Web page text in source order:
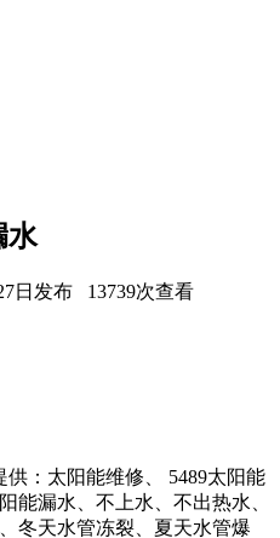
水
日发布 13739次查看
：太阳能维修、 5489太阳能
能漏水、不上水、不出热水、
冬天水管冻裂、夏天水管爆